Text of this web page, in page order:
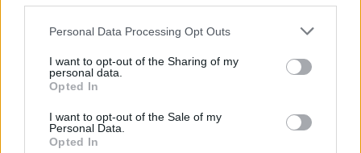
This information may also be disclosed by us to third parties
disclose it to other third parties.
Please note that this website/app uses one or more Google
services and may gather and store information including but
not limited to your visit or usage behaviour. You may click to
grant or deny consent to Google and its third-party tags to
Personal Data Processing Opt Outs
I want to opt-out of the Sharing of my
personal data.
Opted In
I want to opt-out of the Sale of my
Personal Data.
Opted In
Francia